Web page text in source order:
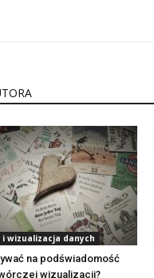
i wizualizacja danych
na podświadomość
wizualizacji?